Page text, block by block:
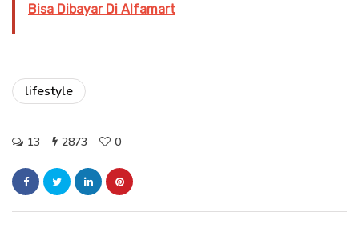
Bisa Dibayar Di Alfamart
lifestyle
13 2873 0